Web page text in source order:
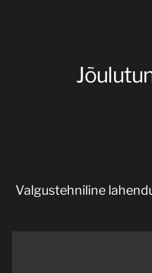
Valgustehniline